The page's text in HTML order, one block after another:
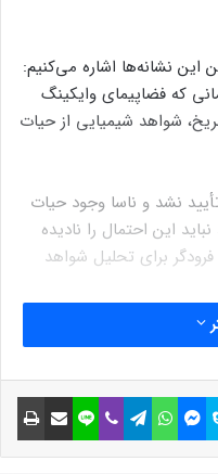
بازمی‌گردد، زمانی که فضاپیمای وایکینگ
شواهد شیمیایی از حیات
نشد و ناسا وجود حیات
این احتمال را نادیده
برای تحلیل شواهد
در دانشگاه اوهایو. آمریکا،
می‌دهند این سیگنال از
شده باشد، هرچند تاکنون
اسکایپ مسنجر واتس آپ تلگرام وایبر لاین اشتراک گذاری با ایمیل